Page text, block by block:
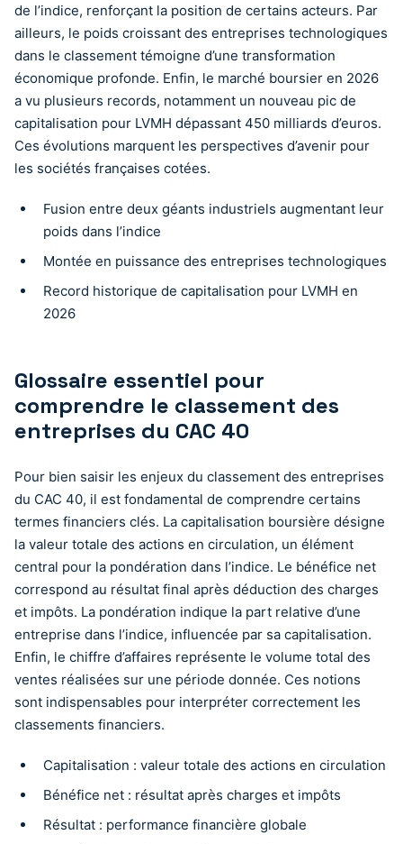
de l’indice, renforçant la position de certains acteurs. Par
ailleurs, le poids croissant des entreprises technologiques
dans le classement témoigne d’une transformation
économique profonde. Enfin, le marché boursier en 2026
a vu plusieurs records, notamment un nouveau pic de
capitalisation pour LVMH dépassant 450 milliards d’euros.
Ces évolutions marquent les perspectives d’avenir pour
les sociétés françaises cotées.
Fusion entre deux géants industriels augmentant leur
poids dans l’indice
Montée en puissance des entreprises technologiques
Record historique de capitalisation pour LVMH en
2026
Glossaire essentiel pour
comprendre le classement des
entreprises du CAC 40
Pour bien saisir les enjeux du classement des entreprises
du CAC 40, il est fondamental de comprendre certains
termes financiers clés. La capitalisation boursière désigne
la valeur totale des actions en circulation, un élément
central pour la pondération dans l’indice. Le bénéfice net
correspond au résultat final après déduction des charges
et impôts. La pondération indique la part relative d’une
entreprise dans l’indice, influencée par sa capitalisation.
Enfin, le chiffre d’affaires représente le volume total des
ventes réalisées sur une période donnée. Ces notions
sont indispensables pour interpréter correctement les
classements financiers.
Capitalisation : valeur totale des actions en circulation
Bénéfice net : résultat après charges et impôts
Résultat : performance financière globale